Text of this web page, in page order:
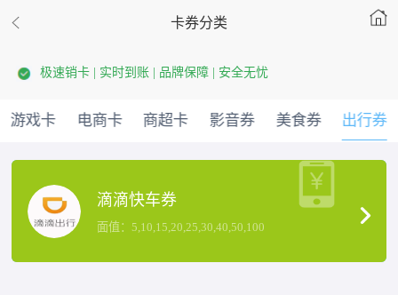
卡券分类
极速销卡 | 实时到账 | 品牌保障 | 安全无忧
游戏卡 电商卡 商超卡 影音券 美食券 出行券
滴滴快车券
面值：5,10,15,20,25,30,40,50,100